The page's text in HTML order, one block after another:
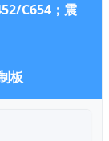
C654；震
板